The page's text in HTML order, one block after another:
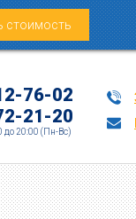
стоимость
76-02
21-20
до 20:00 (Пн-Вс)